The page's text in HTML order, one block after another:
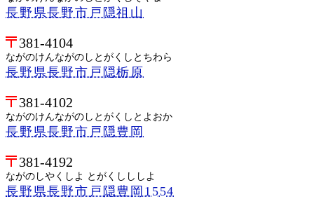
長野県長野市戸隠祖山
381-4104
ながのけんながのしとがくしとちわら
長野県長野市戸隠栃原
381-4102
ながのけんながのしとがくしとよおか
長野県長野市戸隠豊岡
381-4192
ながのしやくしよ とがくしししよ
長野県長野市戸隠豊岡1554